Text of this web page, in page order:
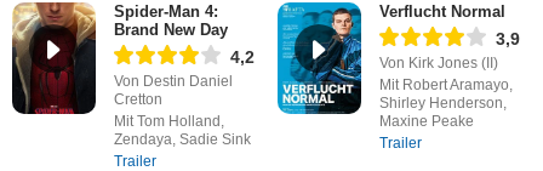
Spider-Man 4:
Brand New Day
4,2
Von Destin Daniel
Cretton
Mit Tom Holland,
Zendaya, Sadie Sink
Trailer
Verflucht Normal
3,9
Von Kirk Jones (II)
Mit Robert Aramayo,
Shirley Henderson,
Maxine Peake
Trailer